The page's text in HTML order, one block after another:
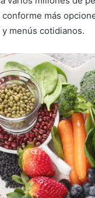
más
menús cotidianos.